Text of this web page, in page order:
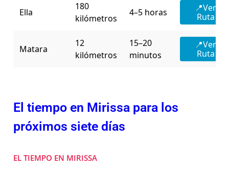
Ella
180
kilómetros
4–5 horas
📍Ver
Ruta
Matara
12
kilómetros
15–20
minutos
📍Ver
Ruta
El tiempo en Mirissa para los
próximos siete días
EL TIEMPO EN MIRISSA